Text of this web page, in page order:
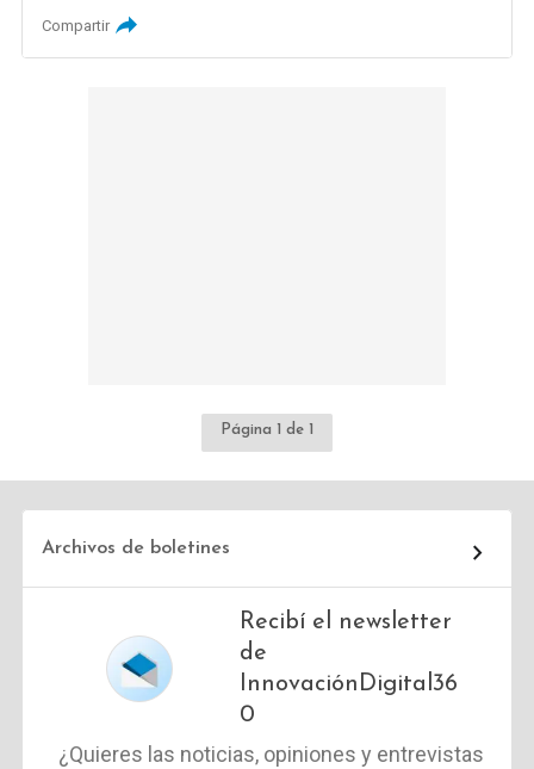
Compartir
Página 1 de 1
Archivos de boletines
Recibí el newsletter
de
InnovaciónDigital36
0
¿Quieres las noticias, opiniones y entrevistas